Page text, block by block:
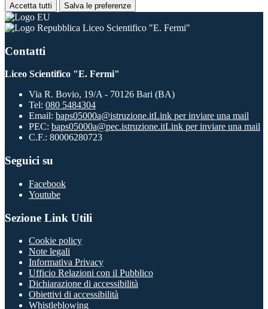
Accetta tutti Salva le preferenze
Liceo Scientifico "E. Fermi"
Contatti
Liceo Scientifico "E. Fermi"
Via R. Bovio, 19/A - 70126 Bari (BA)
Tel: 080 5484304
Email: baps05000a@istruzione.itLink per inviare una mail
PEC: baps05000a@pec.istruzione.itLink per inviare una mail
C.F.: 80006280723
Seguici su
Facebook
Youtube
Sezione Link Utili
Cookie policy
Note legali
Informativa Privacy
Ufficio Relazioni con il Pubblico
Dichiarazione di accessibilità
Obiettivi di accessibilità
Whistleblowing